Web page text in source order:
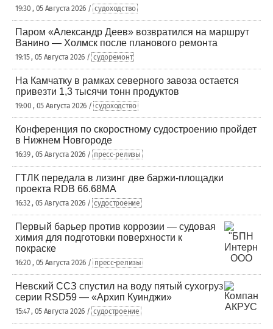
19:30 , 05 Августа 2026 / судоходство
Паром «Александр Деев» возвратился на маршрут
Ванино — Холмск после планового ремонта
19:15 , 05 Августа 2026 / судоремонт
На Камчатку в рамках северного завоза остается
привезти 1,3 тысячи тонн продуктов
19:00 , 05 Августа 2026 / судоходство
Конференция по скоростному судостроению пройдет
в Нижнем Новгороде
16:39 , 05 Августа 2026 / пресс-релизы
ГТЛК передала в лизинг две баржи-площадки
проекта RDB 66.68МА
16:32 , 05 Августа 2026 / судостроение
Первый барьер против коррозии — судовая
химия для подготовки поверхности к
покраске
16:20 , 05 Августа 2026 / пресс-релизы
Невский ССЗ спустил на воду пятый сухогруз
серии RSD59 — «Архип Куинджи»
15:47 , 05 Августа 2026 / судостроение